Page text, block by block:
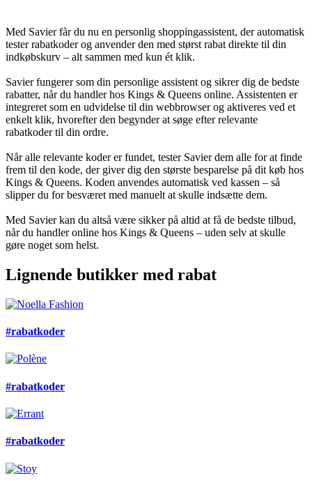
Med Savier får du nu en personlig shoppingassistent, der automatisk
tester rabatkoder og anvender den med størst rabat direkte til din
indkøbskurv – alt sammen med kun ét klik.
Savier fungerer som din personlige assistent og sikrer dig de bedste
rabatter, når du handler hos Kings & Queens online. Assistenten er
integreret som en udvidelse til din webbrowser og aktiveres ved et
enkelt klik, hvorefter den begynder at søge efter relevante
rabatkoder til din ordre.
Når alle relevante koder er fundet, tester Savier dem alle for at finde
frem til den kode, der giver dig den største besparelse på dit køb hos
Kings & Queens. Koden anvendes automatisk ved kassen – så
slipper du for besværet med manuelt at skulle indsætte dem.
Med Savier kan du altså være sikker på altid at få de bedste tilbud,
når du handler online hos Kings & Queens – uden selv at skulle
gøre noget som helst.
Lignende butikker med rabat
#rabatkoder
#rabatkoder
#rabatkoder